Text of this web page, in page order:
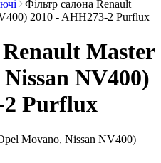
Фільтр салона Renault
2010 - AHH273-2 Purflux
Master
NV400)
2 Purflux
Movano, Nissan NV400)